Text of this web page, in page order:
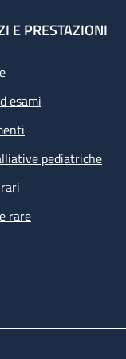
E PRESTAZIONI
esami
pediatriche
rare